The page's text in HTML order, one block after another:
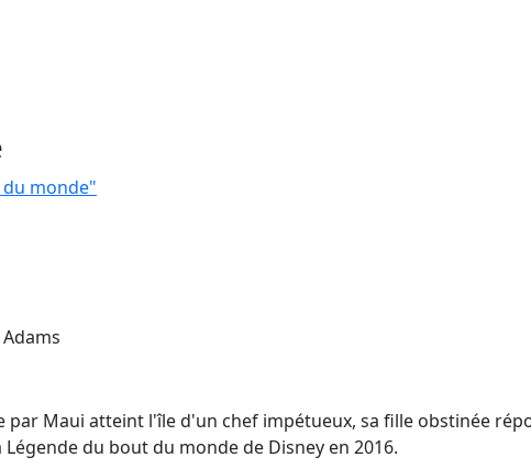
du monde"
Maui atteint l'île d'un chef impétueux, sa fille obstinée
du bout du monde de Disney en 2016.